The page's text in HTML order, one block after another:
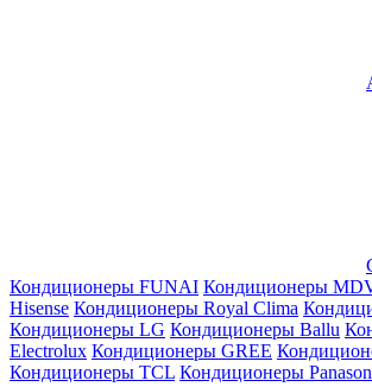
Кондиционеры FUNAI Кондиционеры
Hisense Кондиционеры Royal Clima
Кондиционеры LG Кондиционеры Ballu
Electrolux Кондиционеры GREE
Кондиционеры TCL Кондиционеры